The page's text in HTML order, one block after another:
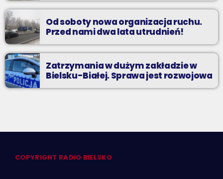
Od soboty nowa organizacja ruchu.
Przed nami dwa lata utrudnień!
Zatrzymania w dużym zakładzie w
Bielsku-Białej. Sprawa jest rozwojowa
COPYRIGHT RADIO BIELSKO